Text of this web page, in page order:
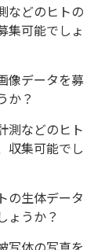
などのヒトの
集可能でしょ
像データを募
か？
測などのヒト
収集可能でし
の生体データ
ょうか？